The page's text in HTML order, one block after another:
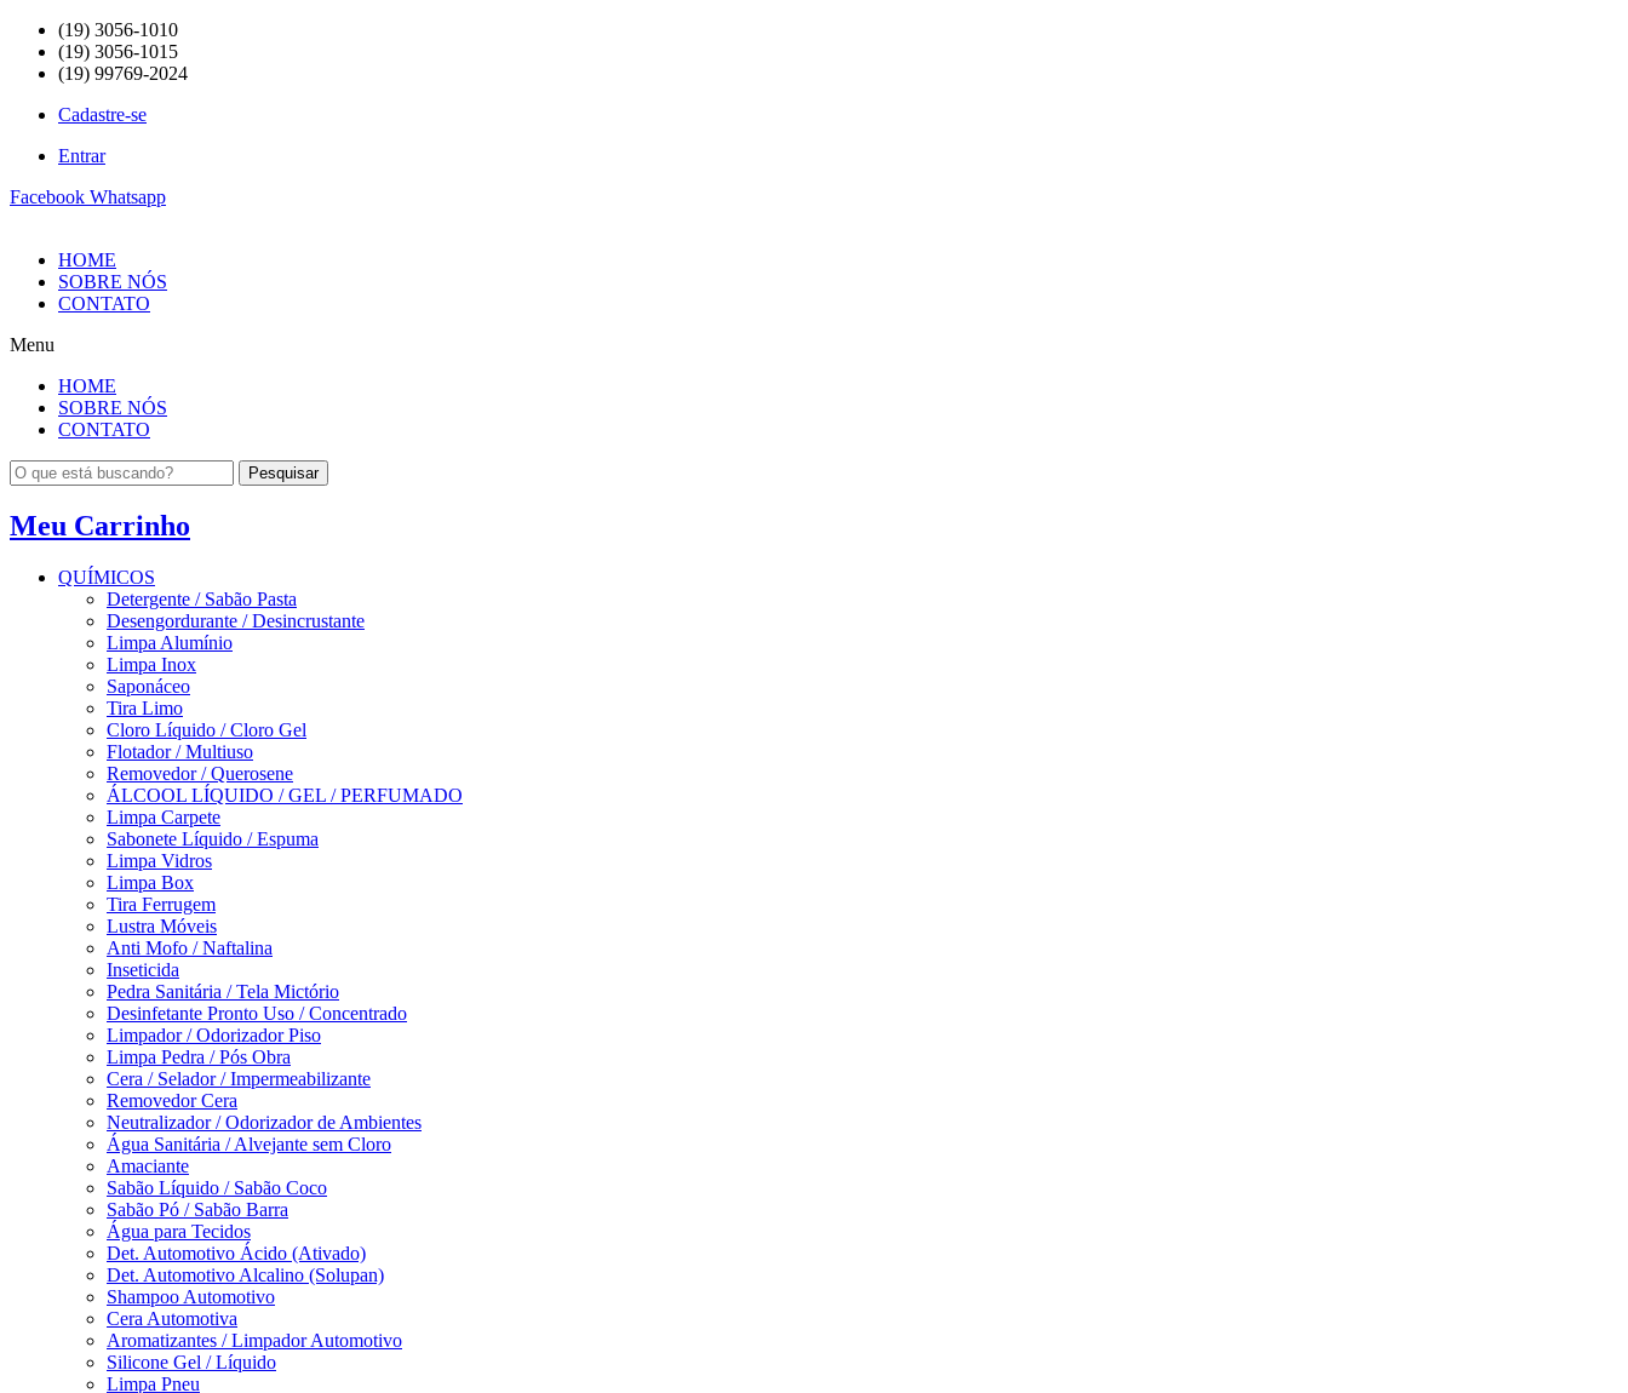
(19) 3056-1010
(19) 3056-1015
(19) 99769-2024
Cadastre-se
Entrar
Facebook Whatsapp
HOME
SOBRE NÓS
CONTATO
Menu
HOME
SOBRE NÓS
CONTATO
Pesquisar
Meu Carrinho
QUÍMICOS
Detergente / Sabão Pasta
Desengordurante / Desincrustante
Limpa Alumínio
Limpa Inox
Saponáceo
Tira Limo
Cloro Líquido / Cloro Gel
Flotador / Multiuso
Removedor / Querosene
ÁLCOOL LÍQUIDO / GEL / PERFUMADO
Limpa Carpete
Sabonete Líquido / Espuma
Limpa Vidros
Limpa Box
Tira Ferrugem
Lustra Móveis
Anti Mofo / Naftalina
Inseticida
Pedra Sanitária / Tela Mictório
Desinfetante Pronto Uso / Concentrado
Limpador / Odorizador Piso
Limpa Pedra / Pós Obra
Cera / Selador / Impermeabilizante
Removedor Cera
Neutralizador / Odorizador de Ambientes
Água Sanitária / Alvejante sem Cloro
Amaciante
Sabão Líquido / Sabão Coco
Sabão Pó / Sabão Barra
Água para Tecidos
Det. Automotivo Ácido (Ativado)
Det. Automotivo Alcalino (Solupan)
Shampoo Automotivo
Cera Automotiva
Aromatizantes / Limpador Automotivo
Silicone Gel / Líquido
Limpa Pneu